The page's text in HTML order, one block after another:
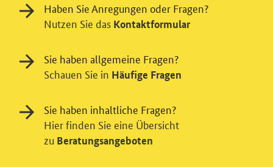
Haben Sie Anregungen oder Fragen?
Nutzen Sie das Kontaktformular
Sie haben allgemeine Fragen?
Schauen Sie in Häufige Fragen
Sie haben inhaltliche Fragen?
Hier finden Sie eine Übersicht
zu Beratungsangeboten